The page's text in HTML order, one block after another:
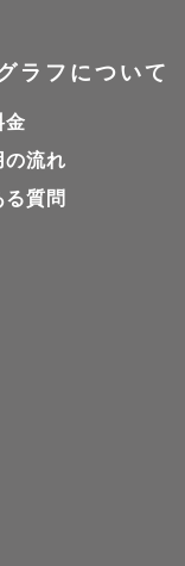
ます。
い。
ラフについて
金
の流れ
る質問